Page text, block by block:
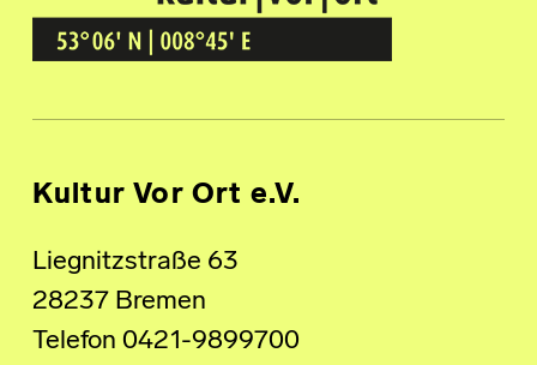
Kultur Vor Ort
BREMEN GRÖPELINGEN
Kultur Vor Ort e.V.
Liegnitzstraße 63
28237 Bremen
Telefon 0421-9899700